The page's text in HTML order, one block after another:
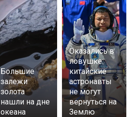
Большие
залежи
золота
нашли на дне
океана
Оказались в
ловушке:
китайские
астронавты
не могут
вернуться на
Землю